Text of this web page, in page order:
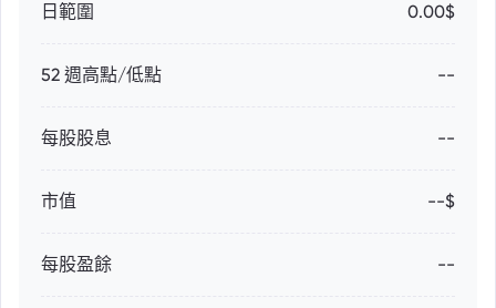
日範圍 0.00$
52 週高點/低點 --
每股股息 --
市值 --$
每股盈餘 --